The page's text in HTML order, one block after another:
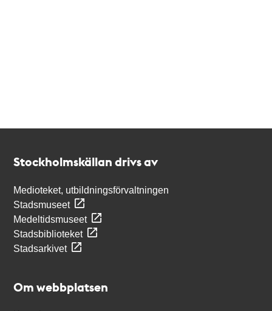
Stockholmskällan drivs av
Medioteket, utbildningsförvaltningen
Stadsmuseet
Medeltidsmuseet
Stadsbiblioteket
Stadsarkivet
Om webbplatsen